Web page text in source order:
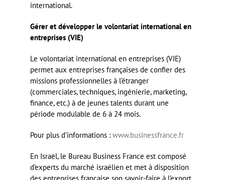
international.
Gérer et développer le volontariat international en
entreprises (VIE)
Le volontariat international en entreprises (VIE)
permet aux entreprises françaises de confier des
missions professionnelles à l’étranger
(commerciales, techniques, ingénierie, marketing,
finance, etc.) à de jeunes talents durant une
période modulable de 6 à 24 mois.
Pour plus d’informations : www.businessfrance.fr
En Israël, le Bureau Business France est composé
d’experts du marché israélien et met à disposition